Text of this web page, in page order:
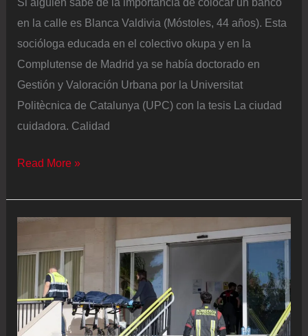
en la calle es Blanca Valdivia (Móstoles, 44 años). Esta
socióloga educada en el colectivo okupa y en la
Complutense de Madrid ya se había doctorado en
Gestión y Valoración Urbana por la Universitat
Politècnica de Catalunya (UPC) con la tesis La ciudad
cuidadora. Calidad
Blanca
socióloga
urbanista:
cuida
peor.
Barcelona
es
Read More »